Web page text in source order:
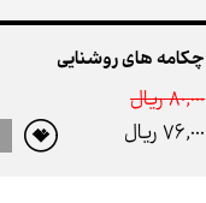
چکامه های روشنایی
80,000 ريال
76,000 ريال